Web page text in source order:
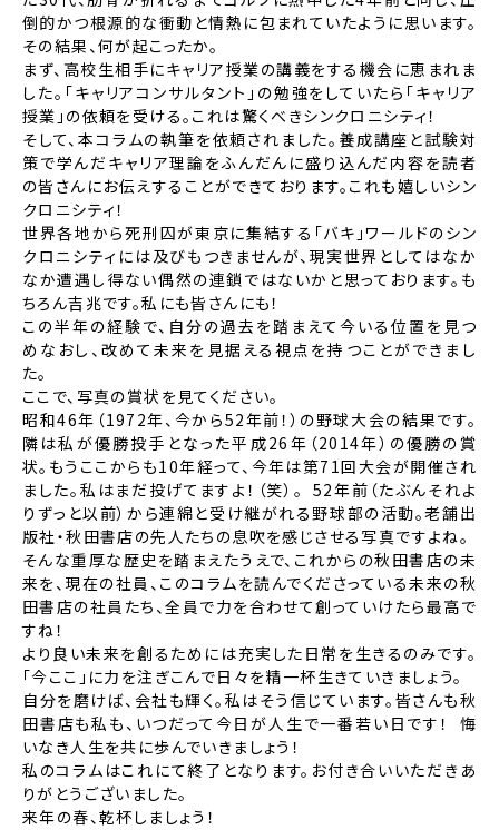
倒的かつ根源的な衝動と情熱に包まれていたように思います。
その結果、何が起こったか。
まず、高校生相手にキャリア授業の講義をする機会に恵まれま
した。「キャリアコンサルタント」の勉強をしていたら「キャリア
授業」の依頼を受ける。これは驚くべきシンクロニシティ！
そして、本コラムの執筆を依頼されました。養成講座と試験対
策で学んだキャリア理論をふんだんに盛り込んだ内容を読者
の皆さんにお伝えすることができております。これも嬉しいシン
クロニシティ！
世界各地から死刑囚が東京に集結する「バキ」ワールドのシン
クロニシティには及びもつきませんが、現実世界としてはなか
なか遭遇し得ない偶然の連鎖ではないかと思っております。も
ちろん吉兆です。私にも皆さんにも！
この半年の経験で、自分の過去を踏まえて今いる位置を見つ
めなおし、改めて未来を見据える視点を持つことができまし
た。
ここで、写真の賞状を見てください。
昭和46年（1972年、今から52年前！）の野球大会の結果です。
隣は私が優勝投手となった平成26年（2014年）の優勝の賞
状。もうここからも10年経って、今年は第71回大会が開催され
ました。私はまだ投げてますよ！（笑）。 52年前（たぶんそれよ
りずっと以前）から連綿と受け継がれる野球部の活動。老舗出
版社・秋田書店の先人たちの息吹を感じさせる写真ですよね。
そんな重厚な歴史を踏まえたうえで、これからの秋田書店の未
来を、現在の社員、このコラムを読んでくださっている未来の秋
田書店の社員たち、全員で力を合わせて創っていけたら最高で
すね！
より良い未来を創るためには充実した日常を生きるのみです。
「今ここ」に力を注ぎこんで日々を精一杯生きていきましょう。
自分を磨けば、会社も輝く。私はそう信じています。皆さんも秋
田書店も私も、いつだって今日が人生で一番若い日です！ 悔
いなき人生を共に歩んでいきましょう！
私のコラムはこれにて終了となります。お付き合いいただきあ
りがとうございました。
来年の春、乾杯しましょう！